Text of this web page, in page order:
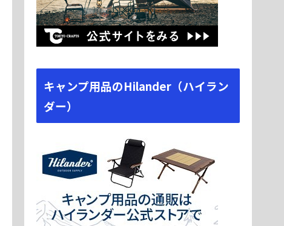
キャンプ用品のHilander（ハイラン
ダー）